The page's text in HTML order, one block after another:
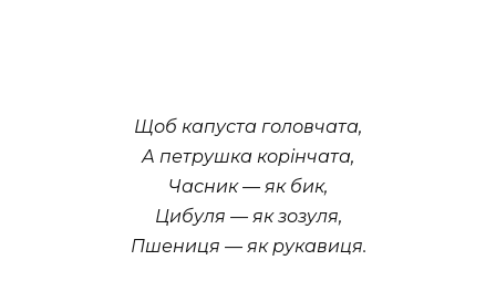
Щоб капуста головчата,
А петрушка корінчата,
Часник — як бик,
Цибуля — як зозуля,
Пшениця — як рукавиця.